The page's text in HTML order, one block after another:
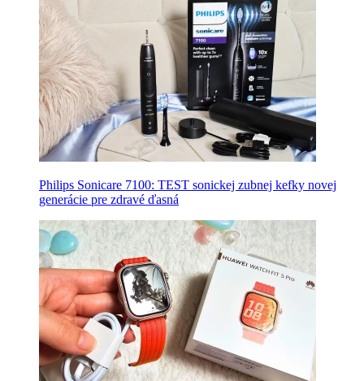
Philips Sonicare 7100: TEST sonickej zubnej kefky novej
generácie pre zdravé ďasná